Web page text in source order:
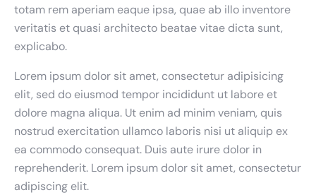
totam rem aperiam eaque ipsa, quae ab illo inventore
veritatis et quasi architecto beatae vitae dicta sunt,
explicabo.
Lorem ipsum dolor sit amet, consectetur adipisicing
elit, sed do eiusmod tempor incididunt ut labore et
dolore magna aliqua. Ut enim ad minim veniam, quis
nostrud exercitation ullamco laboris nisi ut aliquip ex
ea commodo consequat. Duis aute irure dolor in
reprehenderit. Lorem ipsum dolor sit amet, consectetur
adipiscing elit.